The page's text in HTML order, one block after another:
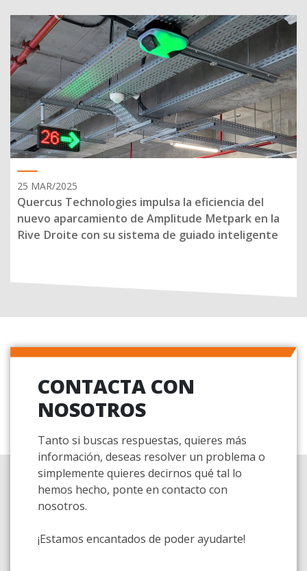
25 MAR/2025
Quercus Technologies impulsa la eficiencia del
nuevo aparcamiento de Amplitude Metpark en la
Rive Droite con su sistema de guiado inteligente
CONTACTA CON
NOSOTROS
Tanto si buscas respuestas, quieres más
información, deseas resolver un problema o
simplemente quieres decirnos qué tal lo
hemos hecho, ponte en contacto con
nosotros.
¡Estamos encantados de poder ayudarte!